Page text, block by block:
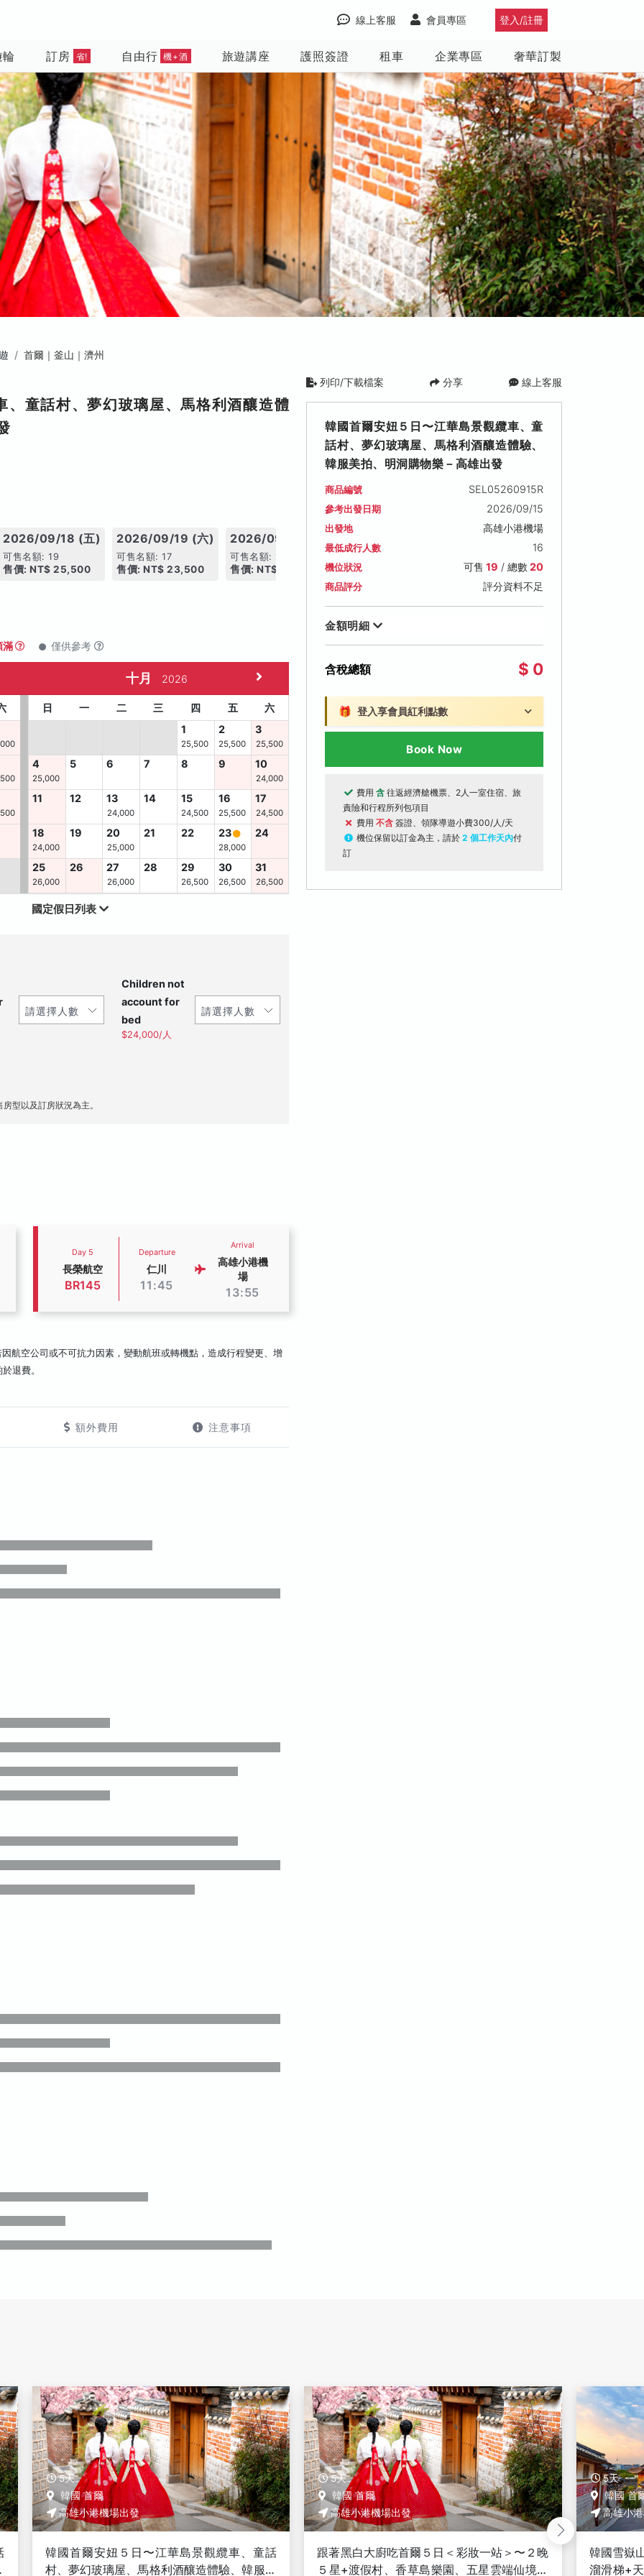
登入/註冊
會員專區
線上客服
訂房 省! 自由行 機+酒 旅遊講座 護照簽證 租車 企業專區 奢華訂製
首爾｜釜山｜濟州
童話村、夢幻玻璃屋、馬格利酒釀造體
2026/09/18 (五)
可售名額: 19
售價: NT$ 25,500
2026/09/19 (六)
可售名額: 17
售價: NT$ 23,500
2026/09/20 (日)
可售名額: 19
售價: NT$ 25,000 售價: NT$ 23,000 售價: NT$ 25,000
滿 僅供參考
十月 2026
日 一 二 三 四 五
六
1
25,500
2
25,500
3
25,500
4
25,000
5 6 7 8 9 10
24,000
11 12 13
24,000
14 15
24,500
16
25,500
17
24,500
18
24,000
19 20
25,000
21 22 23
28,000
24
25
26,000
26 27
26,000
28 29
26,500
30
26,500
31
26,500
國定假日列表
Children not
account for
bed
$24,000/人
型以及訂房狀況為主。
Day 5
長榮航空
BR145
Departure
仁川
11:45
Arrival
高雄小港機
場
13:55
航空公司或不可抗力因素，變動航班或轉機點，造成行程變更、增
退費。
額外費用 注意事項
列印/下載檔案 分享 線上客服
韓國首爾安妞５日〜江華島景觀纜車、童
話村、夢幻玻璃屋、馬格利酒釀造體驗、
韓服美拍、明洞購物樂－高雄出發
商品編號 SEL05260915R
參考出發日期 2026/09/15
出發地 高雄小港機場
最低成行人數 16
機位狀況 可售 19 / 總數20
商品評分 評分資料不足
金額明細
含稅總額 $ 0
🎁 登入享會員紅利點數
Book Now
費用 含 往返經濟艙機票、2人一室住宿、旅
責險和行程所列包項目
費用 不含 簽證、領隊導遊小費300/人/天
機位保留以訂金為主，請於 2 個工作天內付
訂
5天
韓國 首爾
高雄小港機場出發
跟著黑白大廚吃首爾５日＜彩妝一站＞〜２晚
５星+渡假村、香草島樂園、五星雲端仙境汗
5天
韓國 首爾
高雄小港機場出發
韓國雪嶽山５日〈無購物〉-東海鬼怪谷+巨型
溜滑梯+天空自行車、春川三岳山纜車、江陵
5天
韓國 首
高雄小
韓國首爾
村、夢幻